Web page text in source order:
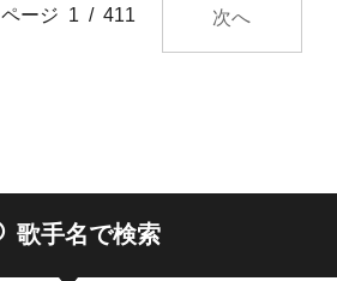
ページ 1 / 411 次へ
歌手名で検索